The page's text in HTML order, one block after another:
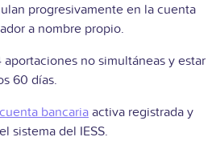
progresivamente en la cuenta
a nombre propio.
no simultáneas y estar
60 días.
cuenta bancaria activa registrada y
sistema del IESS.